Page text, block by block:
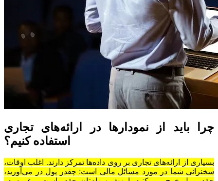
چرا باید از نمودارها در ارائه‌های تجاری
استفاده ‌کنیم؟
بسیاری از ارائه‌های تجاری بر روی داده‌ها تمرکز دارند. اغلب اوقات،
سخنرانی شما در مورد مسائل مالی است: چقدر پول در می‌آورید،